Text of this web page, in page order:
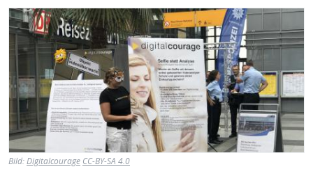
Bild
Bild:Digitalcourage CC-BY-SA 4.0